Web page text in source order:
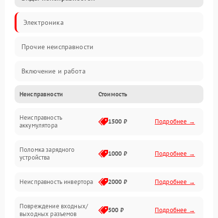
Электроника
Прочие неисправности
Включение и работа
Работа с нагрузкой
Звук и индикация
Неисправности Стоимость
Неисправность
аккумулятора
1500 ₽ Подробнее →
Поломка зарядного
устройства
1000 ₽ Подробнее →
Неисправность инвертора 2000 ₽ Подробнее →
Повреждение входных/
выходных разъемов
500 ₽ Подробнее →